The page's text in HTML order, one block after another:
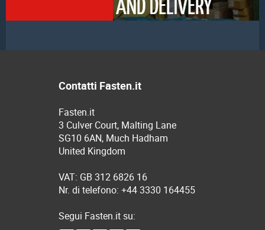
Contatti Fasten.it
Fasten.it
3 Culver Court, Malting Lane
SG10 6AN, Much Hadham
United Kingdom
VAT: GB 312 6826 16
Nr. di telefono: +44 3330 164455
Segui Fasten.it su: